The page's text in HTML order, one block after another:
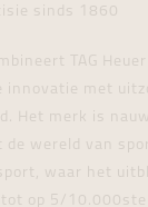
sinds 1860
TAG Heuer
innovatie met
Het merk is nauw
de wereld van
waar het
op 5/10.000ste